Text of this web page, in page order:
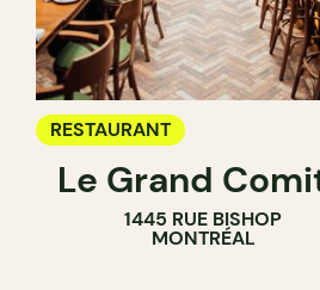
RESTAURANT
Le Grand
1445 RUE BISHOP
MONTRÉAL